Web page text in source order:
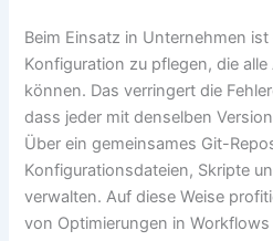
Beim Einsatz in Unternehmen
Konfiguration zu pflegen, die
können. Das verringert die
dass jeder mit denselben
Über ein gemeinsames Git-
Konfigurationsdateien, Skripte
verwalten. Auf diese Weise
von Optimierungen in